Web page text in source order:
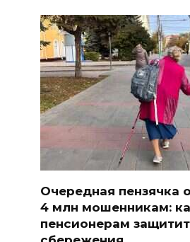
Очередная пензячка
4 млн мошенникам:
пенсионерам